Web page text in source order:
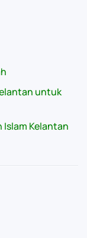
untuk
Islam Kelantan